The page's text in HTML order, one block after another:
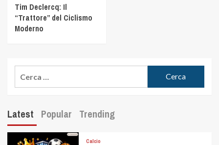
Tim Declercq: Il
“Trattore” del Ciclismo
Moderno
Latest Popular Trending
Calcio